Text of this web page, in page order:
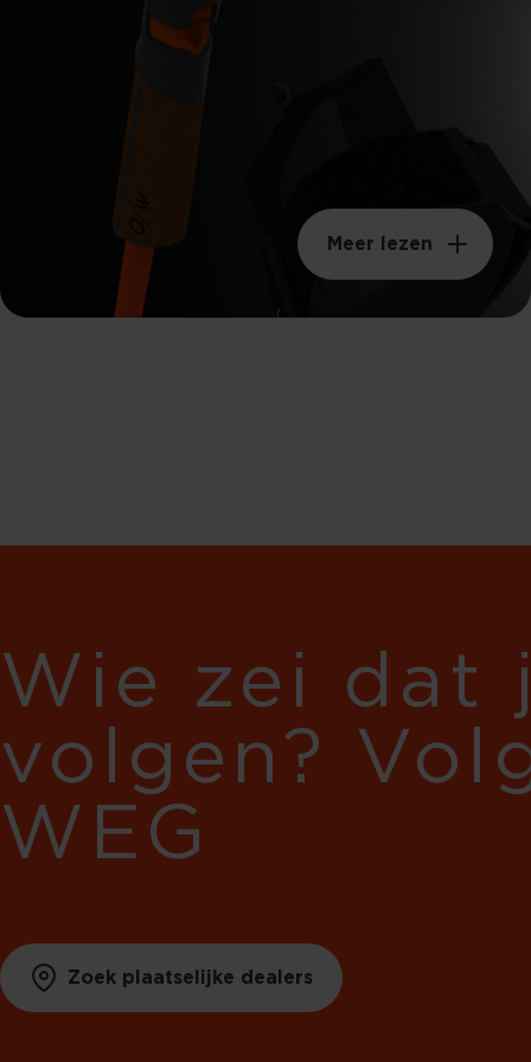
Meer lezen
Wie zei dat
volgen?
WEG
Zoek plaatselijke dealers